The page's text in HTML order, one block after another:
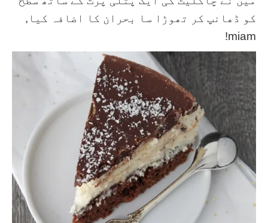
کو ڈھانپ کر تھوڑا سا بحران کا اضافہ کیا,
miam!